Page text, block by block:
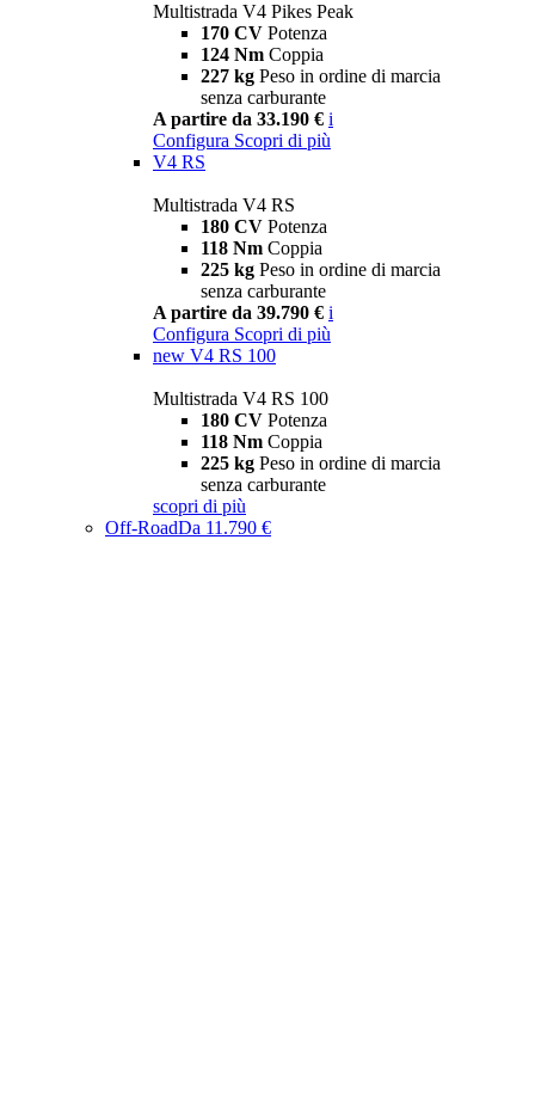
Multistrada V4 Pikes Peak
170 CV Potenza
124 Nm Coppia
227 kg Peso in ordine di marcia
senza carburante
A partire da 33.190 € i
Configura Scopri di più
V4 RS
Multistrada V4 RS
180 CV Potenza
118 Nm Coppia
225 kg Peso in ordine di marcia
senza carburante
A partire da 39.790 € i
Configura Scopri di più
new V4 RS 100
Multistrada V4 RS 100
180 CV Potenza
118 Nm Coppia
225 kg Peso in ordine di marcia
senza carburante
scopri di più
Off-RoadDa 11.790 €